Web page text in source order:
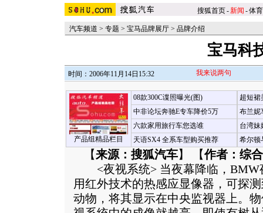
搜狐首页-新闻 -体育
汽车频道 > 专题 > 宝马品牌展厅 > 品牌介绍
宝马科
时间：2006年11月14日15:32 我来说两句
产品组精品栏目
08款300C谍照曝光(图)
中非论坛奔驰E专车降价5万
六款家用旅行车您选谁
天语SX4 全系车型购买推荐
超短裙
布兰妮
台湾妹
希尔顿
【来源：搜狐汽车】 【作者：综
<夜视系统> 当夜幕降临，BMW
用红外技术的热感应显像器，可探
动物，将其显示在中央监视器上。